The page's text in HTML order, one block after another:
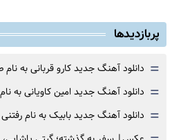
پربازدیدها
= دانلود آهنگ جدید کارو قربانی به
= دانلود آهنگ جدید امین کاویانی به
= دانلود آهنگ جدید بابیک به نام